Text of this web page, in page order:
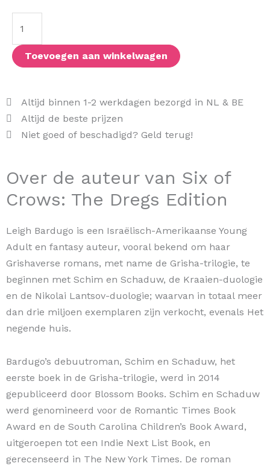
Dregs
Edition
Toevoegen aan winkelwagen
Altijd binnen 1-2 werkdagen bezorgd in NL & BE
Altijd de beste prijzen
Niet goed of beschadigd? Geld terug!
Over de auteur van Six of
Crows: The Dregs Edition
Leigh Bardugo is een Israëlisch-Amerikaanse Young
Adult en fantasy auteur, vooral bekend om haar
Grishaverse romans, met name de Grisha-trilogie, te
beginnen met Schim en Schaduw, de Kraaien-duologie
en de Nikolai Lantsov-duologie; waarvan in totaal meer
dan drie miljoen exemplaren zijn verkocht, evenals Het
negende huis.
Bardugo’s debuutroman, Schim en Schaduw, het
eerste boek in de Grisha-trilogie, werd in 2014
gepubliceerd door Blossom Books. Schim en Schaduw
werd genomineerd voor de Romantic Times Book
Award en de South Carolina Children’s Book Award,
uitgeroepen tot een Indie Next List Book, en
gerecenseerd in The New York Times. De roman